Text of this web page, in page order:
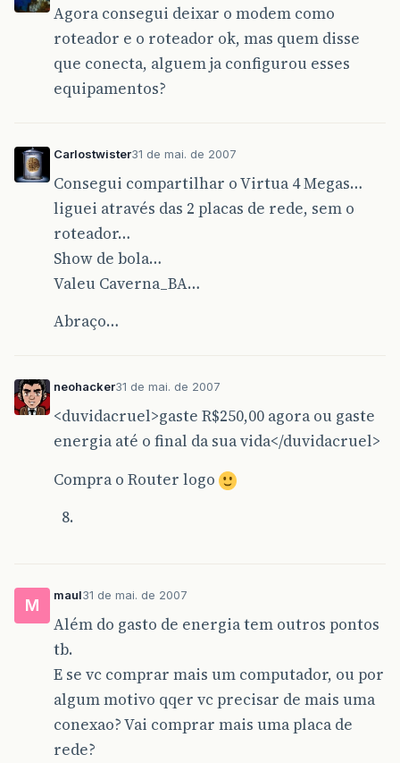
Agora consegui deixar o modem como
roteador e o roteador ok, mas quem disse
que conecta, alguem ja configurou esses
equipamentos?
Carlostwister31 de mai. de 2007
Consegui compartilhar o Virtua 4 Megas…
liguei através das 2 placas de rede, sem o
roteador…
Show de bola…
Valeu Caverna_BA…
Abraço…
neohacker31 de mai. de 2007
<duvidacruel>gaste R$250,00 agora ou gaste
energia até o final da sua vida</duvidacruel>
Compra o Router logo
M
maul31 de mai. de 2007
Além do gasto de energia tem outros pontos
tb.
E se vc comprar mais um computador, ou por
algum motivo qqer vc precisar de mais uma
conexao? Vai comprar mais uma placa de
rede?